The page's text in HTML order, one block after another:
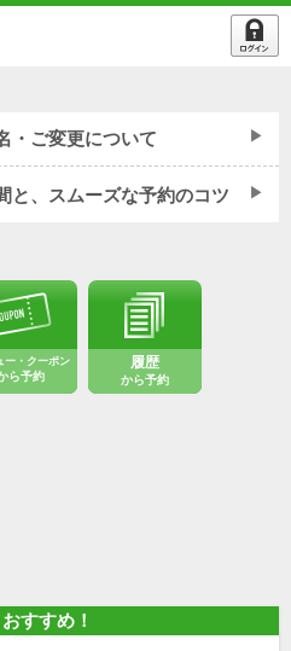
・ご変更について
しで、フリーでお願いしようかな」
にお選びいただけます。 「一度指名
のは気まずい…」と気を遣っていた
も、お客様の髪を綺麗にする技術と
好みのスタイルでご予約くださいま
おります！
と、スムーズな予約のコツ
ー・クーポン
ら予約
履歴
から予約
すすめ！